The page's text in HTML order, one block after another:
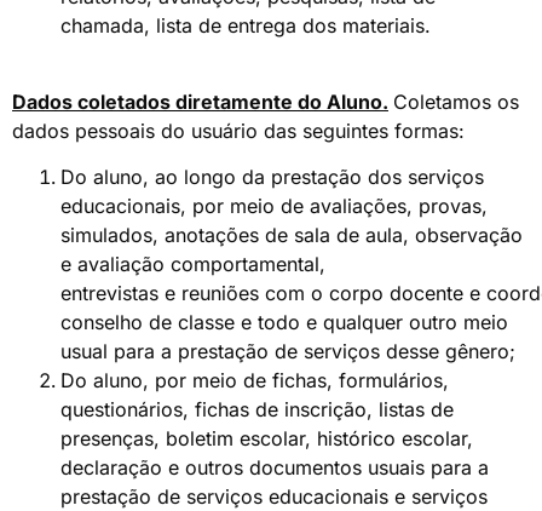
chamada, lista de entrega dos materiais.
Dados coletados diretamente do Aluno. Coletamos os
dados pessoais do usuário das seguintes formas:
Do aluno, ao longo da prestação dos serviços
educacionais, por meio de avaliações, provas,
simulados, anotações de sala de aula, observação
e avaliação comportamental,
entrevistas e reuniões com o corpo docente e
conselho de classe e todo e qualquer outro meio
usual para a prestação de serviços desse gênero;
Do aluno, por meio de fichas, formulários,
questionários, fichas de inscrição, listas de
presenças, boletim escolar, histórico escolar,
declaração e outros documentos usuais para a
prestação de serviços educacionais e serviços